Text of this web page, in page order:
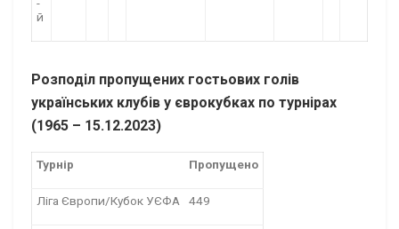
-
й
Розподіл пропущених гостьових голів
українських клубів у єврокубках по турнірах
(1965 – 15.12.2023)
Турнір Пропущено
Ліга Європи/Кубок УЄФА 449